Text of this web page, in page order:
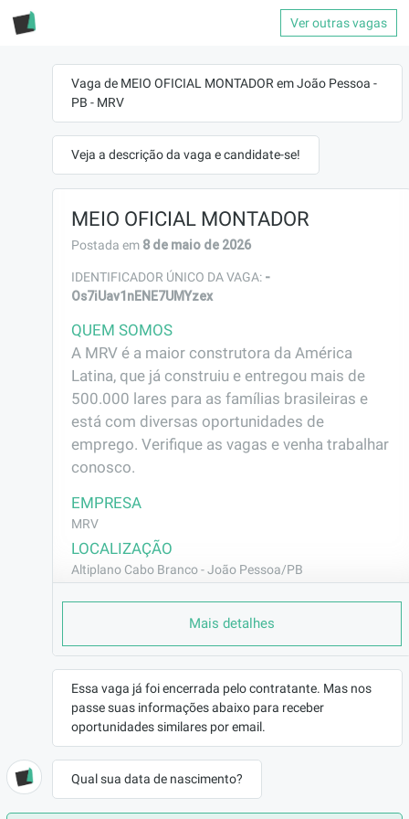
Ver outras vagas
Vaga de MEIO OFICIAL MONTADOR em João Pessoa -
PB - MRV
Veja a descrição da vaga e candidate-se!
MEIO OFICIAL MONTADOR
Postada em 8 de maio de 2026
IDENTIFICADOR ÚNICO DA VAGA: -
Os7iUav1nENE7UMYzex
QUEM SOMOS
A MRV é a maior construtora da América
Latina, que já construiu e entregou mais de
500.000 lares para as famílias brasileiras e
está com diversas oportunidades de
emprego. Verifique as vagas e venha trabalhar
conosco.
EMPRESA
MRV
LOCALIZAÇÃO
Altiplano Cabo Branco - João Pessoa/PB
CONTRATO
REMUNERAÇÃO
R$1734,50
VAGA AFIRMATIVA
Não
Construção Civil
BENEFÍCIOS
Mais detalhes
Essa vaga já foi encerrada pelo contratante. Mas nos
passe suas informações abaixo para receber
oportunidades similares por email.
Qual sua data de nascimento?